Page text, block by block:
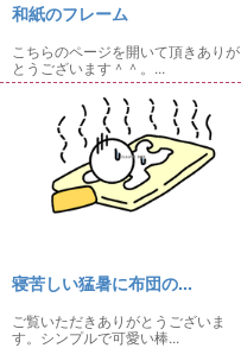
和紙のフレーム
こちらのページを開いて頂きありが
とうございます＾＾。...
寝苦しい猛暑に布団の...
ご覧いただきありがとうございま
す。シンプルで可愛い棒...